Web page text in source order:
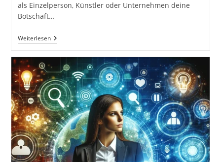
als Einzelperson, Künstler oder Unternehmen deine
Botschaft…
WeiterlesenBesser
Online
Gesehen:
Deine
Präsenz
Im
Digitalen
Zeitalter
Optimieren
Inkl.
37
Tipps
Und
Tricks